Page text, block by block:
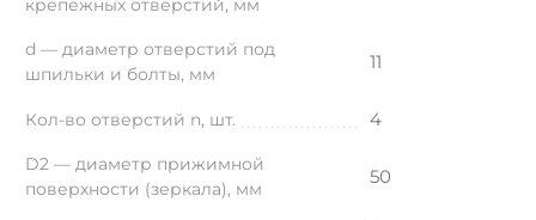
крепежных отверстий, мм
d — диаметр отверстий под
шпильки и болты, мм
11
Кол-во отверстий n, шт. 4
D2 — диаметр прижимной
поверхности (зеркала), мм
50